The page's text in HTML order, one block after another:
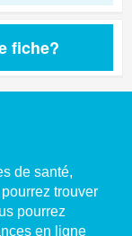
fiche?
de santé,
trouver
pourrez
en ligne